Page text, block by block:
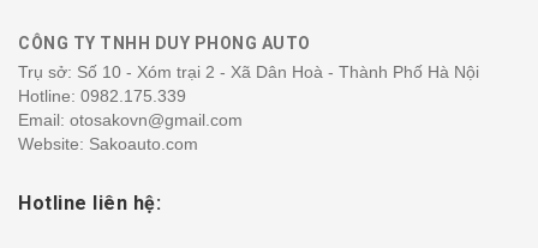
CÔNG TY TNHH DUY PHONG AUTO
Trụ sở: Số 10 - Xóm trại 2 - Xã Dân Hoà - Thành Phố Hà Nội
Hotline: 0982.175.339
Email: otosakovn@gmail.com
Website: Sakoauto.com
Hotline liên hệ: